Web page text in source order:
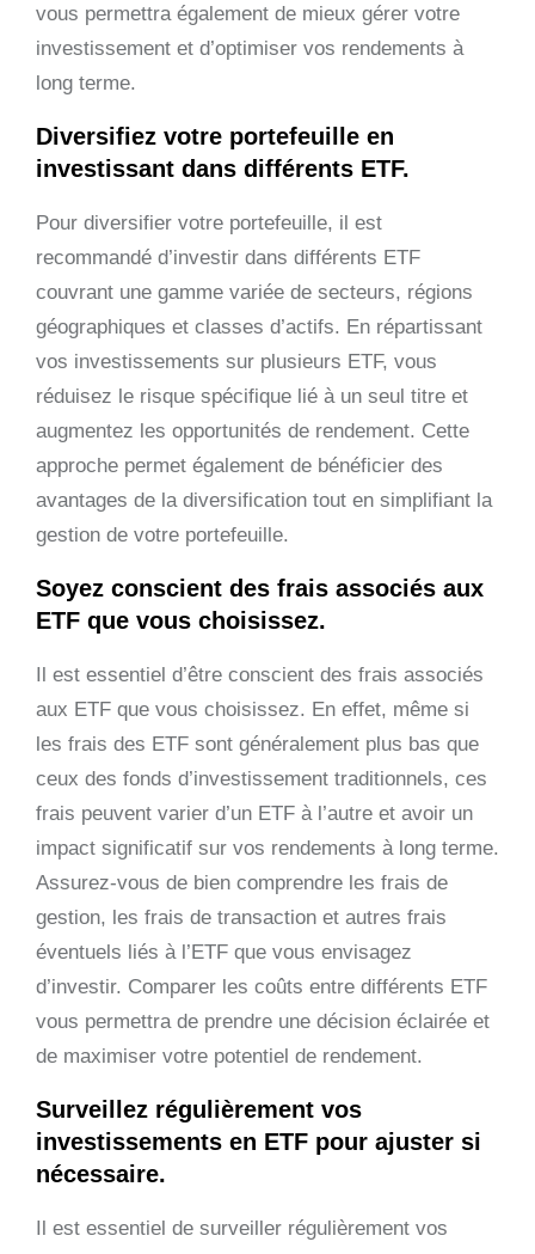
vous permettra également de mieux gérer votre
investissement et d’optimiser vos rendements à
long terme.
Diversifiez votre portefeuille en
investissant dans différents ETF.
Pour diversifier votre portefeuille, il est
recommandé d’investir dans différents ETF
couvrant une gamme variée de secteurs, régions
géographiques et classes d’actifs. En répartissant
vos investissements sur plusieurs ETF, vous
réduisez le risque spécifique lié à un seul titre et
augmentez les opportunités de rendement. Cette
approche permet également de bénéficier des
avantages de la diversification tout en simplifiant la
gestion de votre portefeuille.
Soyez conscient des frais associés aux
ETF que vous choisissez.
Il est essentiel d’être conscient des frais associés
aux ETF que vous choisissez. En effet, même si
les frais des ETF sont généralement plus bas que
ceux des fonds d’investissement traditionnels, ces
frais peuvent varier d’un ETF à l’autre et avoir un
impact significatif sur vos rendements à long terme.
Assurez-vous de bien comprendre les frais de
gestion, les frais de transaction et autres frais
éventuels liés à l’ETF que vous envisagez
d’investir. Comparer les coûts entre différents ETF
vous permettra de prendre une décision éclairée et
de maximiser votre potentiel de rendement.
Surveillez régulièrement vos
investissements en ETF pour ajuster si
nécessaire.
Il est essentiel de surveiller régulièrement vos